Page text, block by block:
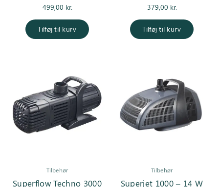
499,00 kr.
Tilføj til kurv
379,00 kr.
Tilføj til kurv
Tilbehør
Superflow Techno 3000
Tilbehør
Superjet 1000 – 14 W